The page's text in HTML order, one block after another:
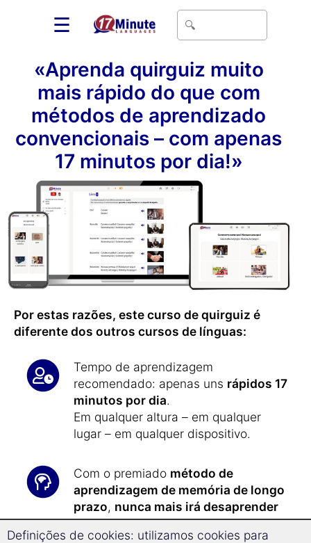
☰
«Aprenda quirguiz muito
mais rápido do que com
métodos de aprendizado
convencionais – com apenas
17 minutos por dia!»
Por estas razões, este curso de quirguiz é
diferente dos outros cursos de línguas:
Tempo de aprendizagem
recomendado: apenas uns rápidos 17
minutos por dia.
Em qualquer altura – em qualquer
lugar – em qualquer dispositivo.
Com o premiado método de
aprendizagem de memória de longo
prazo, nunca mais irá desaprender
quirguiz.
Definições de cookies: utilizamos cookies para